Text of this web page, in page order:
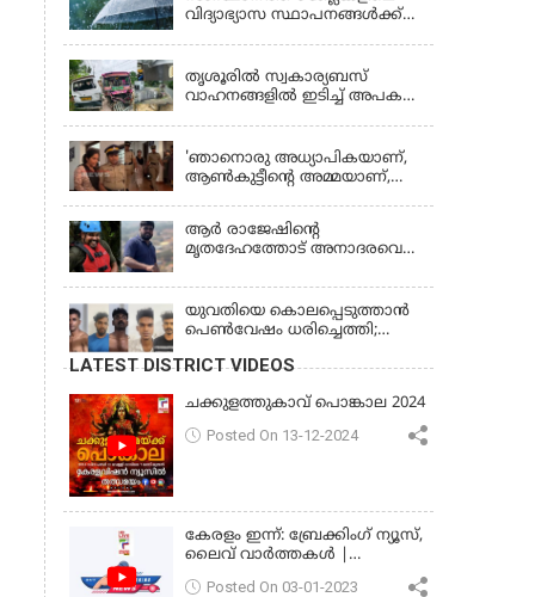
വിദ്യാഭ്യാസ സ്ഥാപനങ്ങൾക്ക്
തൃശൂരിൽ സ്വകാര്യബസ്
വാഹനങ്ങളില്‍ ഇടിച്ച് അപകടം:
'ഞാനൊരു അധ്യാപികയാണ്,
ആണ്‍കുട്ടീന്റെ അമ്മയാണ്‌,
കസ്റ്റഡിയിൽ വിട്ട് കോടതി,
ജാമ്യാപേക്ഷ തള്ളി
ആര്‍ രാജേഷിന്റെ
മൃതദേഹത്തോട് അനാദരവെന്ന്
ക്രമീകരണത്തില്‍ ഗുരുതര
വീഴ്ച; മൃതദേഹം ചാവക്കാട്
വരെ എത്തിച്ചത് ഫ്രീസര്‍
സംവിധാനം ഇല്ലാതെയെന്നും
ആരോപണം
യുവതിയെ കൊലപ്പെടുത്താൻ
പെൺവേഷം ധരിച്ചെത്തി;
LATEST DISTRICT VIDEOS
ചക്കുളത്തുകാവ് പൊങ്കാല 2024
Posted On 13-12-2024
കേരളം ഇന്ന്: ബ്രേക്കിംഗ് ന്യൂസ്,
ലൈവ് വാർത്തകൾ |
Posted On 03-01-2023